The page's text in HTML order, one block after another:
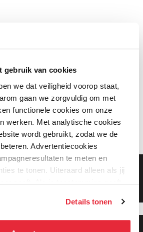
gebruik van cookies
we dat veiligheid voorop staat,
gaan we zorgvuldig om met
functionele cookies om onze
werken. Met analytische cookies
wordt gebruikt, zodat we de
Advertentiecookies
te meten en
te tonen. Uiteraard alleen als jij
geeft. Als je toestemming geeft,
combineren met informatie die zij
het gebruik van hun diensten. Je
alleen noodzakelijke
Details tonen
€99,-